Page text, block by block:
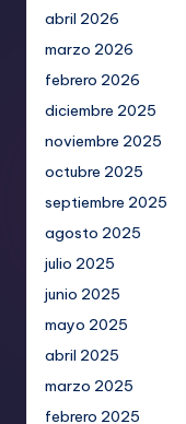
abril 2026
marzo 2026
febrero 2026
diciembre 2025
noviembre 2025
octubre 2025
septiembre 2025
agosto 2025
julio 2025
junio 2025
mayo 2025
abril 2025
marzo 2025
febrero 2025